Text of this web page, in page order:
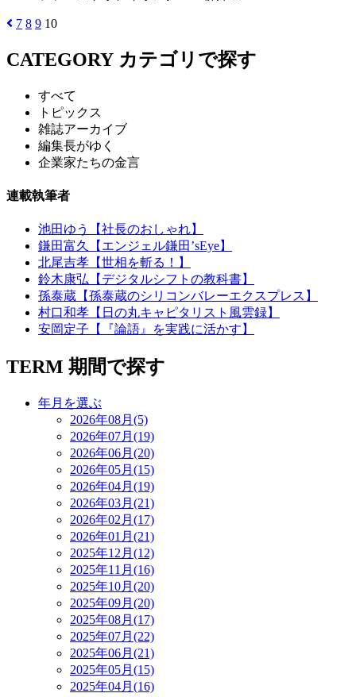
7 8 9 10
CATEGORY カテゴリで探す
すべて
トピックス
雑誌アーカイブ
編集長がゆく
企業家たちの金言
連載執筆者
池田ゆう【社長のおしゃれ】
鎌田富久【エンジェル鎌田’sEye】
北尾吉孝【世相を斬る！】
鈴木康弘【デジタルシフトの教科書】
孫泰蔵【孫泰蔵のシリコンバレーエクスプレス】
村口和孝【日の丸キャピタリスト風雲録】
安岡定子【『論語』を実践に活かす】
TERM 期間で探す
年月を選ぶ
2026年08月(5)
2026年07月(19)
2026年06月(20)
2026年05月(15)
2026年04月(19)
2026年03月(21)
2026年02月(17)
2026年01月(21)
2025年12月(12)
2025年11月(16)
2025年10月(20)
2025年09月(20)
2025年08月(17)
2025年07月(22)
2025年06月(21)
2025年05月(15)
2025年04月(16)